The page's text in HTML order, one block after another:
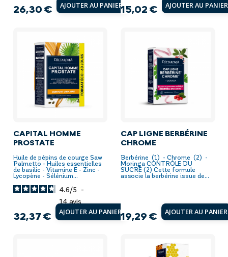
Prix
26,30 € AJOUTER AU PANIERPrix
15,02 € AJOUTER AU PANIER
CAPITAL HOMME
PROSTATE
Huile de pépins de courge Saw
Palmetto - Huiles essentielles
de basilic - Vitamine E - Zinc -
Lycopène - Sélénium...
Prix
32,37 € AJOUTER AU PANIER
4.6/5 -
14 avis
CAP LIGNE BERBÉRINE
CHROME
Berbérine (1) - Chrome (2) -
Moringa CONTRÔLE DU
SUCRE (2) Cette formule
associe la berbérine issue de...
Prix
19,29 € AJOUTER AU PANIER